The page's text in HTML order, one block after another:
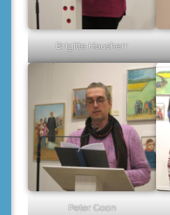
Brigitte Hausherr
Peter Coon